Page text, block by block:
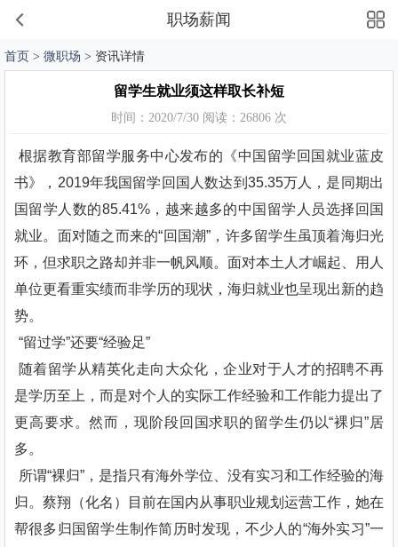
职场薪闻
首页 > 微职场 > 资讯详情
留学生就业须这样取长补短
时间：2020/7/30 阅读：26806 次
根据教育部留学服务中心发布的《中国留学回国就业蓝皮
书》，2019年我国留学回国人数达到35.35万人，是同期出
国留学人数的85.41%，越来越多的中国留学人员选择回国
就业。面对随之而来的“回国潮”，许多留学生虽顶着海归光
环，但求职之路却并非一帆风顺。面对本土人才崛起、用人
单位更看重实绩而非学历的现状，海归就业也呈现出新的趋
势。
“留过学”还要“经验足”
随着留学从精英化走向大众化，企业对于人才的招聘不再
是学历至上，而是对个人的实际工作经验和工作能力提出了
更高要求。然而，现阶段回国求职的留学生仍以“裸归”居
多。
所谓“裸归”，是指只有海外学位、没有实习和工作经验的海
归。蔡翔（化名）目前在国内从事职业规划运营工作，她在
帮很多归国留学生制作简历时发现，不少人的“海外实习”一